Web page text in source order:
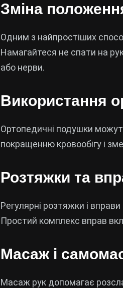
Зміна
Одним з найпростіших
Намагайтеся не спати на
або нерви.
Використання
Ортопедичні подушки
покращенню кровообігу і
Розтяжки та
Регулярні розтяжки і
Простий комплекс вправ
Масаж і
Масаж рук допомагає